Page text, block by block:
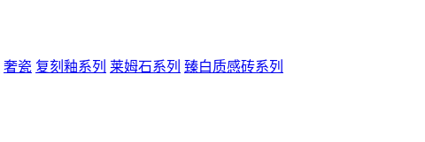
奢瓷 复刻釉系列 莱姆石系列 臻白质感砖系列